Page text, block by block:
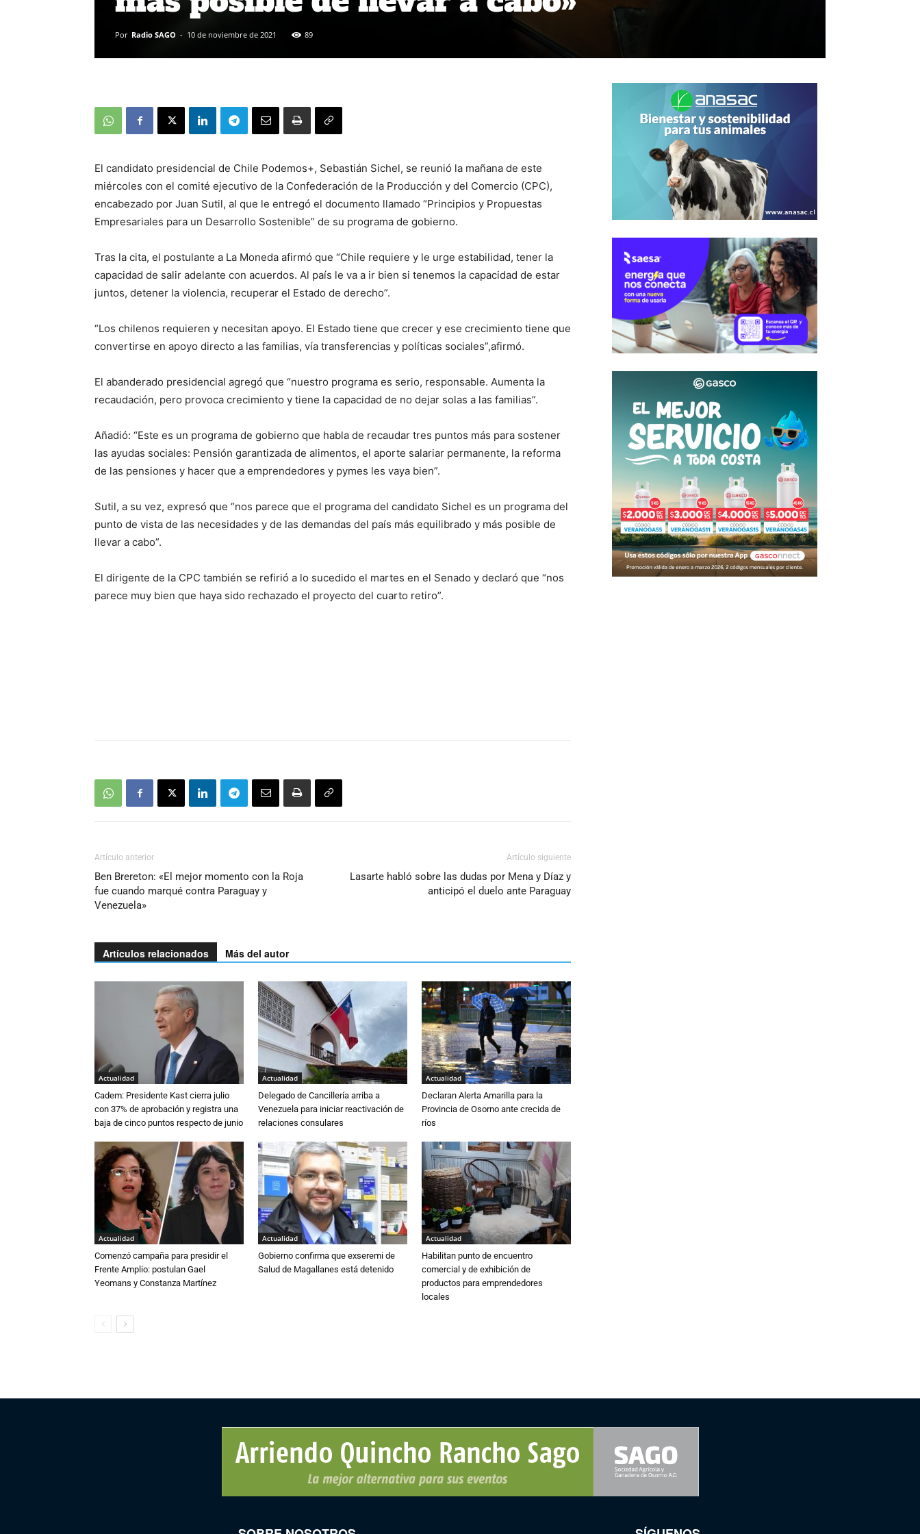
Por Radio SAGO - 10 de noviembre de 2021 89
El candidato presidencial de Chile Podemos+, Sebastián Sichel, se reunió la mañana de este
miércoles con el comité ejecutivo de la Confederación de la Producción y del Comercio (CPC),
encabezado por Juan Sutil, al que le entregó el documento llamado “Principios y Propuestas
Empresariales para un Desarrollo Sostenible” de su programa de gobierno.
Tras la cita, el postulante a La Moneda afirmó que “Chile requiere y le urge estabilidad, tener la
capacidad de salir adelante con acuerdos. Al país le va a ir bien si tenemos la capacidad de estar
juntos, detener la violencia, recuperar el Estado de derecho”.
“Los chilenos requieren y necesitan apoyo. El Estado tiene que crecer y ese crecimiento tiene que
convertirse en apoyo directo a las familias, vía transferencias y políticas sociales”,afirmó.
El abanderado presidencial agregó que “nuestro programa es serio, responsable. Aumenta la
recaudación, pero provoca crecimiento y tiene la capacidad de no dejar solas a las familias”.
Añadió: “Este es un programa de gobierno que habla de recaudar tres puntos más para sostener
las ayudas sociales: Pensión garantizada de alimentos, el aporte salariar permanente, la reforma
de las pensiones y hacer que a emprendedores y pymes les vaya bien”.
Sutil, a su vez, expresó que “nos parece que el programa del candidato Sichel es un programa del
punto de vista de las necesidades y de las demandas del país más equilibrado y más posible de
llevar a cabo”.
El dirigente de la CPC también se refirió a lo sucedido el martes en el Senado y declaró que “nos
parece muy bien que haya sido rechazado el proyecto del cuarto retiro”.
Artículo anterior
Ben Brereton: «El mejor momento con la Roja
fue cuando marqué contra Paraguay y
Venezuela»
Artículo siguiente
Lasarte habló sobre las dudas por Mena y Díaz y
anticipó el duelo ante Paraguay
Artículos relacionados Más del autor
Actualidad
Cadem: Presidente Kast cierra julio
con 37% de aprobación y registra una
baja de cinco puntos respecto de junio
Actualidad
Delegado de Cancillería arriba a
Venezuela para iniciar reactivación de
relaciones consulares
Actualidad
Declaran Alerta Amarilla para la
Provincia de Osorno ante crecida de
ríos
Actualidad
Comenzó campaña para presidir el
Frente Amplio: postulan Gael
Yeomans y Constanza Martínez
Actualidad
Gobierno confirma que exseremi de
Salud de Magallanes está detenido
Actualidad
Habilitan punto de encuentro
comercial y de exhibición de
productos para emprendedores
locales